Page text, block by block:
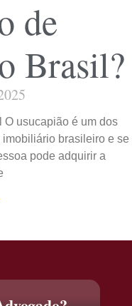
de
Brasil?
O usucapião é um dos
brasileiro e se
pode adquirir a